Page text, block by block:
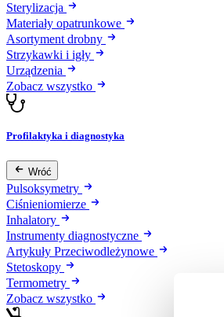
Sterylizacja
Materiały opatrunkowe
Asortyment drobny
Strzykawki i igły
Urządzenia
Zobacz wszystko
Profilaktyka i diagnostyka
Wróć
Pulsoksymetry
Ciśnieniomierze
Inhalatory
Instrumenty diagnostyczne
Artykuły Przeciwodleżynowe
Stetoskopy
Termometry
Zobacz wszystko